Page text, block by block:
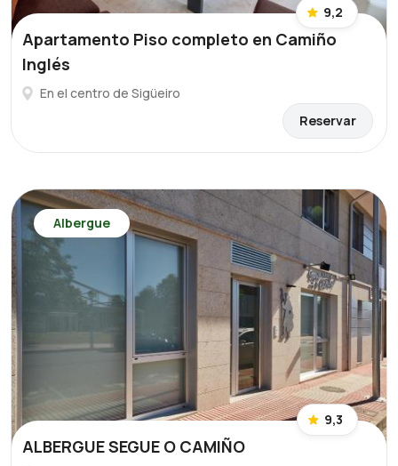
9,2
Apartamento Piso completo en Camiño
Inglés
En el centro de Sigüeiro
Reservar
Albergue
9,3
ALBERGUE SEGUE O CAMIÑO